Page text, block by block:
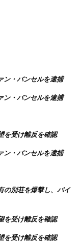
ン・バンセルを逮捕
ン・バンセルを逮捕
を受け離反を確認
ン・バンセルを逮捕
の別荘を爆撃し、バイ
を受け離反を確認
を受け離反を確認